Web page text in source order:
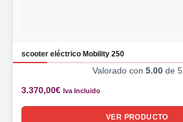
scooter eléctrico Mobility 250
Valorado con 5.00de 5
3.370,00€ Iva Incluido
VER PRODUCTO